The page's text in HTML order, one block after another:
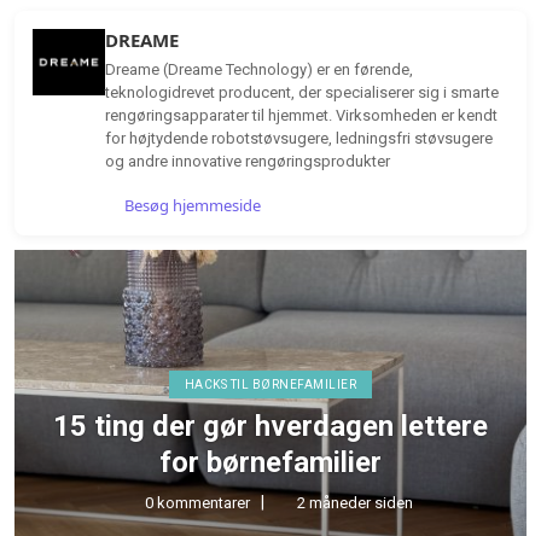
DREAME
Dreame (Dreame Technology) er en førende,
teknologidrevet producent, der specialiserer sig i smarte
rengøringsapparater til hjemmet. Virksomheden er kendt
for højtydende robotstøvsugere, ledningsfri støvsugere
og andre innovative rengøringsprodukter
Besøg hjemmeside
HACKS TIL BØRNEFAMILIER
15 ting der gør hverdagen lettere
for børnefamilier
0 kommentarer 2 måneder siden